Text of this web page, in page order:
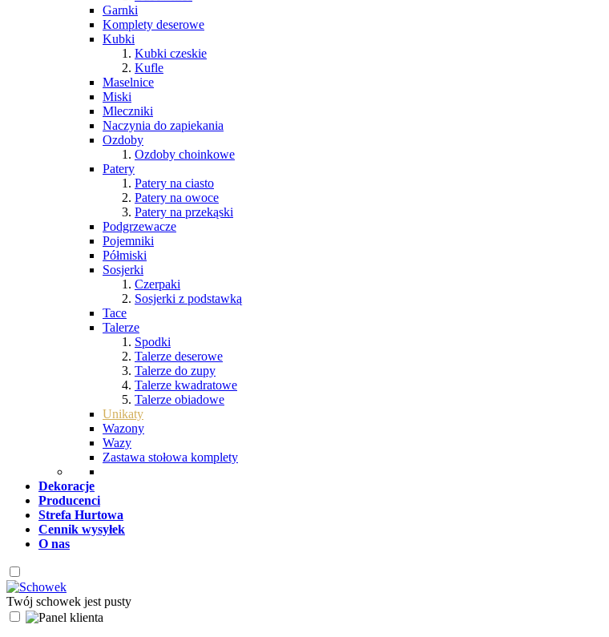
Garnki
Komplety deserowe
Kubki
Kubki czeskie
Kufle
Maselnice
Miski
Mleczniki
Naczynia do zapiekania
Ozdoby
Ozdoby choinkowe
Patery
Patery na ciasto
Patery na owoce
Patery na przekąski
Podgrzewacze
Pojemniki
Półmiski
Sosjerki
Czerpaki
Sosjerki z podstawką
Tace
Talerze
Spodki
Talerze deserowe
Talerze do zupy
Talerze kwadratowe
Talerze obiadowe
Unikaty
Wazony
Wazy
Zastawa stołowa komplety
Dekoracje
Producenci
Strefa Hurtowa
Cennik wysyłek
O nas
Twój schowek jest pusty